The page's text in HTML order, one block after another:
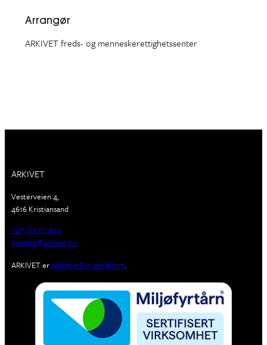
Arrangør
ARKIVET freds- og menneskerettighetssenter
ARKIVET
Vesterveien 4,
4616 Kristiansand
+47 381 07 400
kontakt@arkivet.no
ARKIVET er miljøfyrtårn-sertifisert.